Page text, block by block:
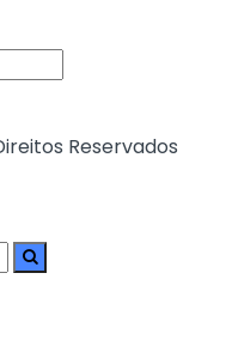
Reservados